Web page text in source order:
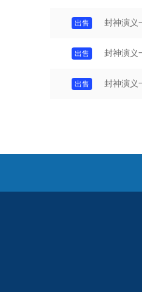
封神演义
封神演义
封神演义